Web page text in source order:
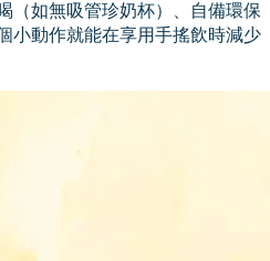
（如無吸管珍奶杯）、自備環保
小動作就能在享用手搖飲時減少